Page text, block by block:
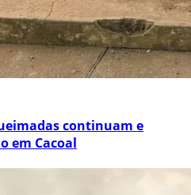
continuam e
em Cacoal